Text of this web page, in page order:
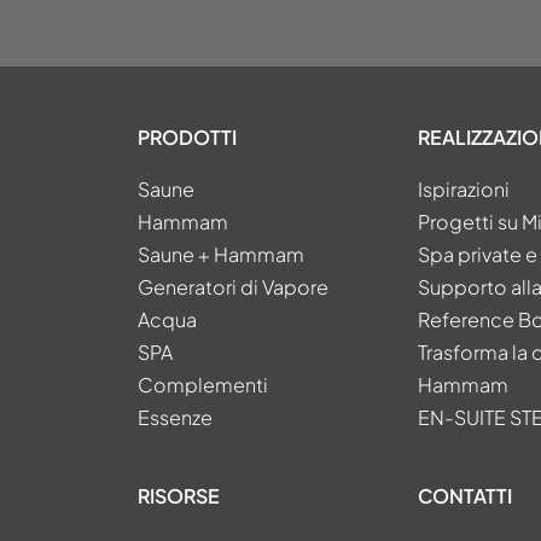
PRODOTTI
Saune
Hammam
Saune + Hammam
Generatori di Vapore
Acqua
SPA
Complementi
Essenze
Ispirazioni
Progetti su
Spa private
Supporto
Reference
Trasforma la
Hammam
EN-SUITE
RISORSE CONTATTI